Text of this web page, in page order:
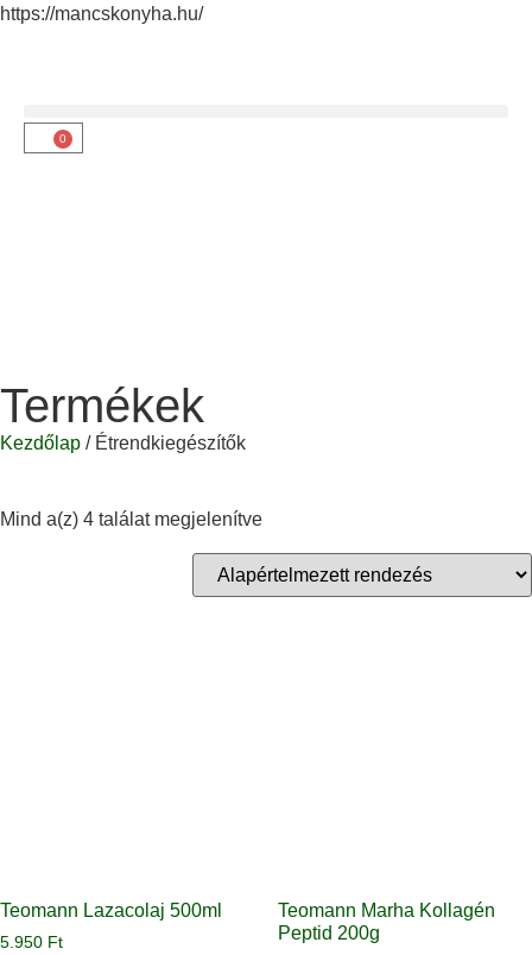
https://mancskonyha.hu/
0
Termékek
Kezdőlap / Étrendkiegészítők
Mind a(z) 4 találat megjelenítve
Teomann Lazacolaj 500ml
5.950 Ft
Teomann Marha Kollagén
Peptid 200g